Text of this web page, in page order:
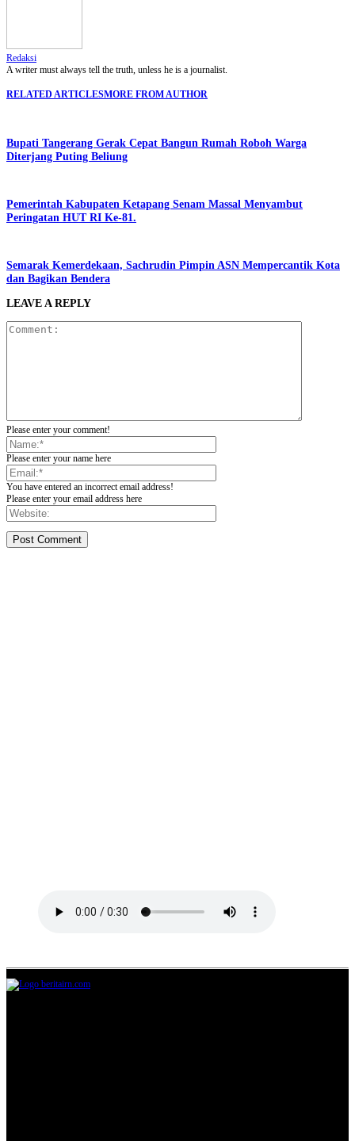
Redaksi
A writer must always tell the truth, unless he is a journalist.
RELATED ARTICLESMORE FROM AUTHOR
Bupati Tangerang Gerak Cepat Bangun Rumah Roboh Warga
Diterjang Puting Beliung
Pemerintah Kabupaten Ketapang Senam Massal Menyambut
Peringatan HUT RI Ke-81.
Semarak Kemerdekaan, Sachrudin Pimpin ASN Mempercantik Kota
dan Bagikan Bendera
LEAVE A REPLY
Please enter your comment!
Please enter your name here
You have entered an incorrect email address!
Please enter your email address here